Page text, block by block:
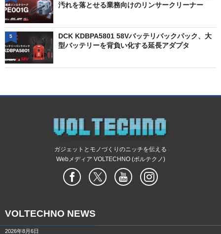
汚れを落とせる業務向けのリンサークリーナー
DCK KDBPA5801 58Vバッテリバックパック、大
型バッテリーを背負い化する延長アダプタ
5
ガジェットとモノづくりのニッチを伝える
Webメディア VOLTECHNO (ボルテクノ)
VOLTECHNO NEWS
2026年8月6日